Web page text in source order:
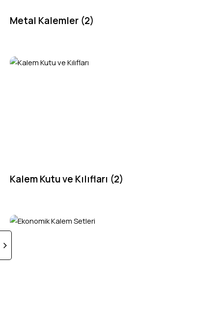
Metal Kalemler (2)
Kalem Kutu ve Kılıfları (2)